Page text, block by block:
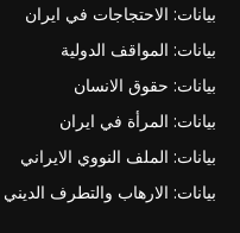
بيانات: الاحتجاجات في ايران
بيانات: المواقف الدولية
بيانات: حقوق الانسان
بيانات: المرأة في ايران
بيانات: الملف النووي الايراني
بيانات: الارهاب والتطرف الديني